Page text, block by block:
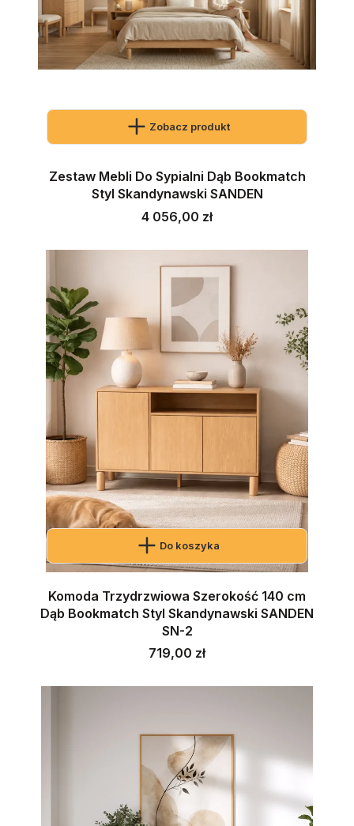
Zobacz produkt
Zestaw Mebli Do Sypialni Dąb Bookmatch
Styl Skandynawski SANDEN
Cena
4 056,00 zł
Do koszyka
Komoda Trzydrzwiowa Szerokość 140 cm
Dąb Bookmatch Styl Skandynawski SANDEN
SN-2
Cena
719,00 zł